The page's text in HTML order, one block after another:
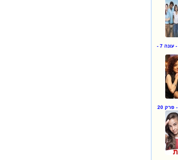
החיים זה לא הכל - עונה 7 -